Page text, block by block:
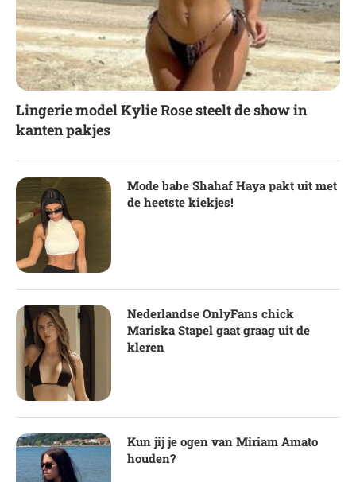
Lingerie model Kylie Rose steelt de show in
kanten pakjes
Mode babe Shahaf Haya pakt uit met
de heetste kiekjes!
Nederlandse OnlyFans chick
Mariska Stapel gaat graag uit de
kleren
Kun jij je ogen van Miriam Amato
houden?